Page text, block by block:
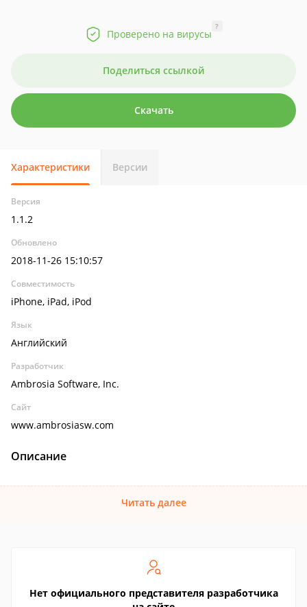
Проверено на вирусы
?
Поделиться ссылкой
Скачать
Характеристики Версии
Версия
1.1.2
Обновлено
2018-11-26 15:10:57
Совместимость
iPhone, iPad, iPod
Язык
Английский
Разработчик
Ambrosia Software, Inc.
Сайт
www.ambrosiasw.com
Описание
Читать далее
Нет официального представителя разработчика